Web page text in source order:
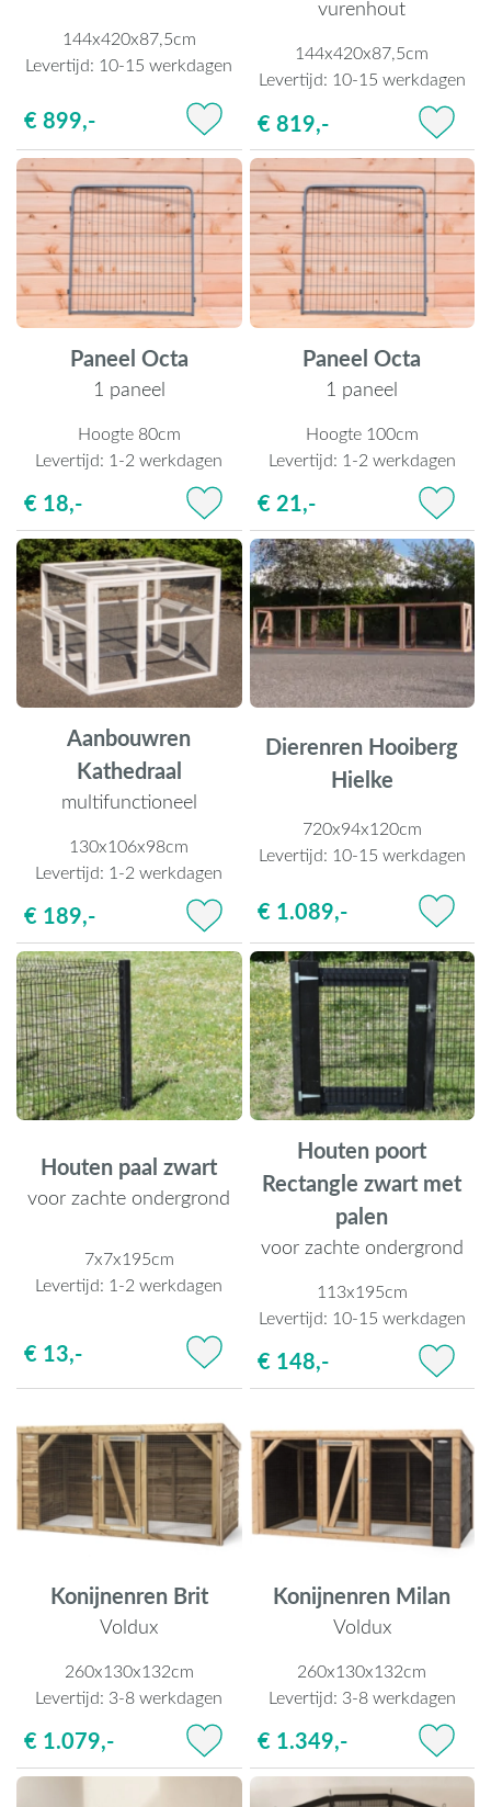
144x420x87,5cm
Levertijd: 10-15 werkdagen
€ 899,-
vurenhout
144x420x87,5cm
Levertijd: 10-15 werkdagen
€ 819,-
Paneel Octa
1 paneel
Hoogte 80cm
Levertijd: 1-2 werkdagen
€ 18,-
Paneel Octa
1 paneel
Hoogte 100cm
Levertijd: 1-2 werkdagen
€ 21,-
Aanbouwren
Kathedraal
multifunctioneel
130x106x98cm
Levertijd: 1-2 werkdagen
€ 189,-
Dierenren Hooiberg
Hielke
720x94x120cm
Levertijd: 10-15 werkdagen
€ 1.089,-
Houten paal zwart
voor zachte ondergrond
7x7x195cm
Levertijd: 1-2 werkdagen
€ 13,-
Houten poort
Rectangle zwart met
palen
voor zachte ondergrond
113x195cm
Levertijd: 10-15 werkdagen
€ 148,-
Konijnenren Brit
Voldux
260x130x132cm
Levertijd: 3-8 werkdagen
€ 1.079,-
Konijnenren Milan
Voldux
260x130x132cm
Levertijd: 3-8 werkdagen
€ 1.349,-